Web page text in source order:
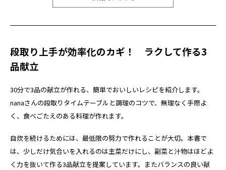
段取り上手が効率化のカギ！ ラクして作る3
品献立
30分で3品の献立が作れる、簡単でおいしいレシピを紹介します。
nanaさんの段取りタイムテーブルと調理のコツで、無理なく手際よ
く、食べごたえのある料理が作れます。
自炊を続けるためには、最低限の努力で作れることが大切。本書で
は、少しだけ気合いを入れるのは主菜だけにし、副菜と汁物はほどよ
く力を抜いて作る3品献立を提案しています。またバランスの良い献